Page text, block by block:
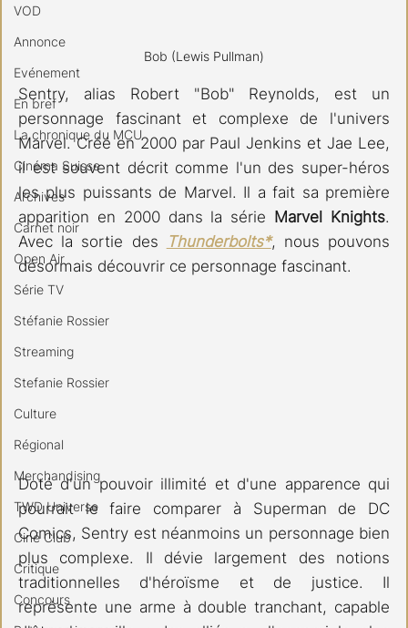
VOD
Annonce
Evénement
En bref
La chronique du MCU
Cinéma Suisse
Archives
Carnet noir
Open Air
Série TV
Stéfanie Rossier
Streaming
Stefanie Rossier
Culture
Régional
Merchandising
TWD Universe
Ciné Club
Critique
Concours
Bob (Lewis Pullman)
Sentry, alias Robert "Bob" Reynolds, est un
personnage fascinant et complexe de l'univers
Marvel. Créé en 2000 par Paul Jenkins et Jae Lee,
il est souvent décrit comme l'un des super-héros
les plus puissants de Marvel. Il a fait sa première
apparition en 2000 dans la série
Marvel Knights.
Avec la sortie des
Thunderbolts*, nous pouvons
désormais découvrir ce personnage fascinant.
Doté d'un pouvoir illimité et d'une apparence qui
pourrait le faire comparer à Superman de DC
Comics, Sentry est néanmoins un personnage bien
plus complexe. Il dévie largement des notions
traditionnelles d'héroïsme et de justice. Il
représente une arme à double tranchant, capable